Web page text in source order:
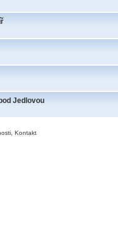
Jedlovou
Kontakt